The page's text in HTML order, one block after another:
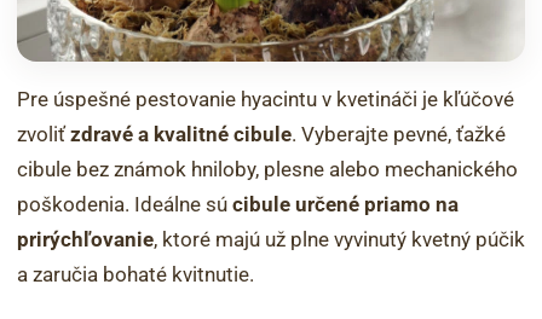
Pre úspešné pestovanie hyacintu v kvetináči je kľúčové
zvoliťzdravé a kvalitné cibule. Vyberajte pevné, ťažké
cibule bez známok hniloby, plesne alebo mechanického
poškodenia. Ideálne sú cibule určené priamo na
prirýchľovanie, ktoré majú už plne vyvinutý kvetný púčik
a zaručia bohaté kvitnutie.